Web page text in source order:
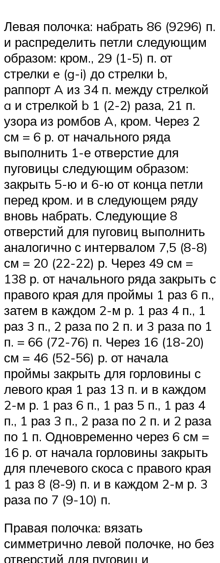
Левая полочка: набрать 86 (9296) п.
и распределить петли следующим
образом: кром., 29 (1-5) п. от
стрелки e (g-i) до стрелки b,
раппорт A из 34 п. между стрелкой
a и стрелкой b 1 (2-2) раза, 21 п.
узора из ромбов A, кром. Через 2
см = 6 р. от начального ряда
выполнить 1-е отверстие для
пуговицы следующим образом:
закрыть 5-ю и 6-ю от конца петли
перед кром. и в следующем ряду
вновь набрать. Следующие 8
отверстий для пуговиц выполнить
аналогично с интервалом 7,5 (8-8)
см = 20 (22-22) р. Через 49 см =
138 р. от начального ряда закрыть с
правого края для проймы 1 раз 6 п.,
затем в каждом 2-м р. 1 раз 4 п., 1
раз 3 п., 2 раза по 2 п. и 3 раза по 1
п. = 66 (72-76) п. Через 16 (18-20)
см = 46 (52-56) р. от начала
проймы закрыть для горловины с
левого края 1 раз 13 п. и в каждом
2-м р. 1 раз 6 п., 1 раз 5 п., 1 раз 4
п., 1 раз 3 п., 2 раза по 2 п. и 2 раза
по 1 п. Одновременно через 6 см =
16 р. от начала горловины закрыть
для плечевого скоса с правого края
1 раз 8 (8-9) п. и в каждом 2-м р. 3
раза по 7 (9-10) п.
Правая полочка: вязать
симметрично левой полочке, но без
отверстий для пуговиц и